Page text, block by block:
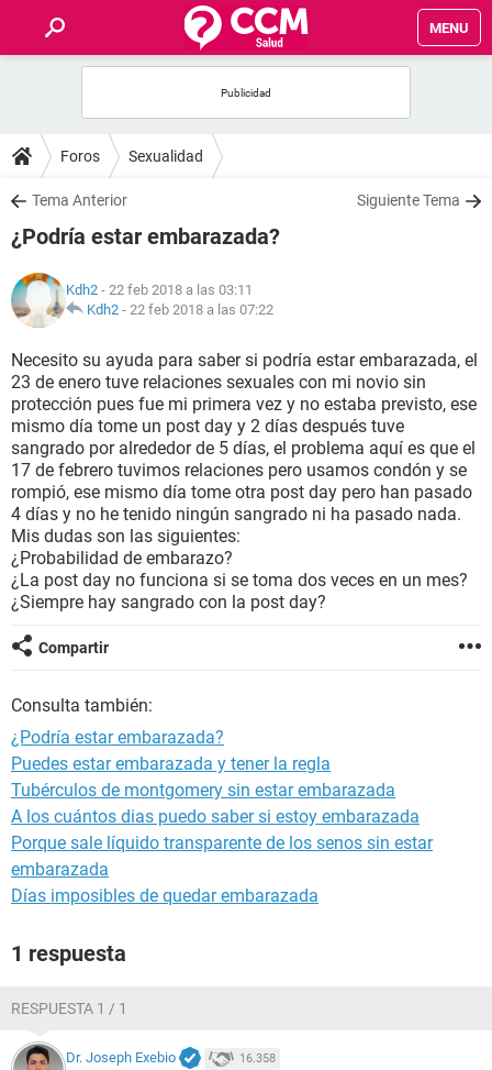
MENU
FOROS
SALUD
FAMILIA
NUTRICIÓN
BIENESTAR
SEXUALIDAD
GLOSARIO
Foros Sexualidad
Tema Anterior Siguiente Tema
¿Podría estar embarazada?
Kdh2 - 22 feb 2018 a las 03:11
Kdh2 - 22 feb 2018 a las 07:22
Necesito su ayuda para saber si podría estar embarazada, el
23 de enero tuve relaciones sexuales con mi novio sin
protección pues fue mi primera vez y no estaba previsto, ese
mismo día tome un post day y 2 días después tuve
sangrado por alrededor de 5 días, el problema aquí es que el
17 de febrero tuvimos relaciones pero usamos condón y se
rompió, ese mismo día tome otra post day pero han pasado
4 días y no he tenido ningún sangrado ni ha pasado nada.
Mis dudas son las siguientes:
¿Probabilidad de embarazo?
¿La post day no funciona si se toma dos veces en un mes?
¿Siempre hay sangrado con la post day?
Compartir
Consulta también:
¿Podría estar embarazada?
Puedes estar embarazada y tener la regla
Tubérculos de montgomery sin estar embarazada
A los cuántos dias puedo saber si estoy embarazada
Porque sale líquido transparente de los senos sin estar
embarazada
Días imposibles de quedar embarazada
1 respuesta
RESPUESTA 1 / 1
Dr. Joseph Exebio 16.358